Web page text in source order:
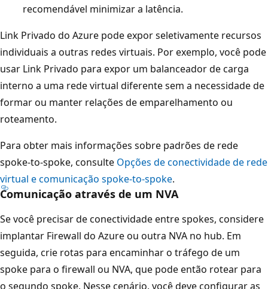
c
t
a
d
o
a
s
s
e
r
v
i
ç
o
s
recomendável minimizar a latência.
Link Privado do Azure pode expor seletivamente recursos
individuais a outras redes virtuais. Por exemplo, você pode
usar Link Privado para expor um balanceador de carga
interno a uma rede virtual diferente sem a necessidade de
formar ou manter relações de emparelhamento ou
roteamento.
Para obter mais informações sobre padrões de rede
spoke-to-spoke, consulte Opções de conectividade de rede
virtual e comunicação spoke-to-spoke.
Comunicação através de um NVA
Se você precisar de conectividade entre spokes, considere
implantar Firewall do Azure ou outra NVA no hub. Em
seguida, crie rotas para encaminhar o tráfego de um
spoke para o firewall ou NVA, que pode então rotear para
o segundo spoke. Nesse cenário, você deve configurar as